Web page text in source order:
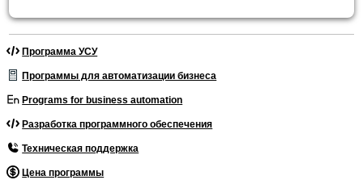
Программа УСУ
Программы для автоматизации бизнеса
Programs for business automation
Разработка программного обеспечения
Техническая поддержка
Цена программы